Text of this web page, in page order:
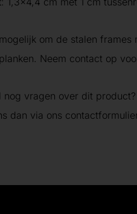
om de stalen
Neem contact op
nog vragen over dit product?
dan via ons